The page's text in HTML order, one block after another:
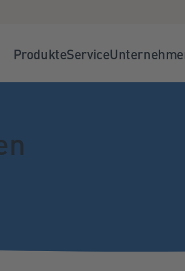
ProdukteService